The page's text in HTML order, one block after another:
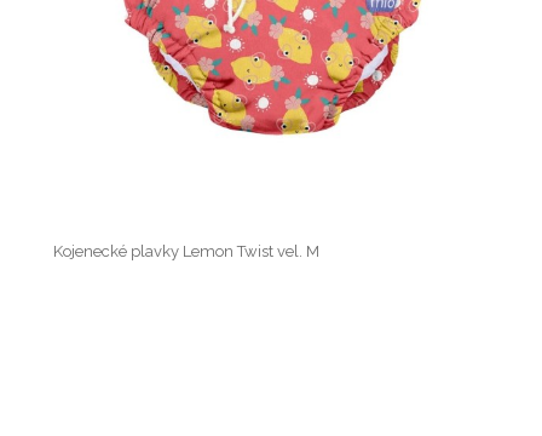
Kojenecké plavky Lemon Twist vel. M